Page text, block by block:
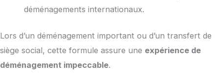
déménagements internationaux.
Lors d’un déménagement important ou d’un transfert de
siège social, cette formule assure une expérience de
déménagement impeccable.